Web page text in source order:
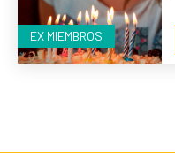
EX MIEMBROS